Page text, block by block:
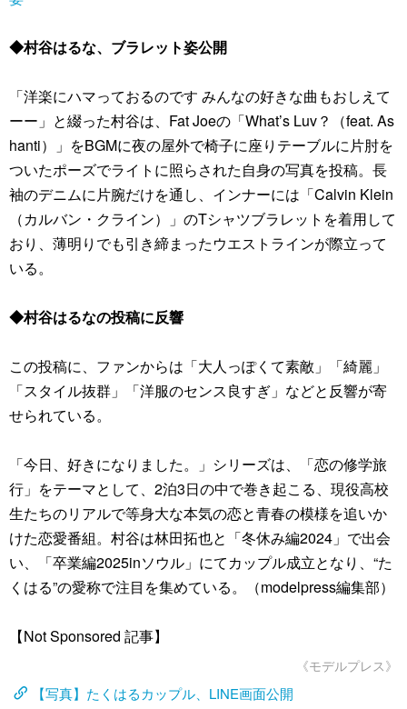
◆村谷はるな、ブラレット姿公開
「洋楽にハマっておるのです みんなの好きな曲もおしえて
ーー」と綴った村谷は、Fat Joeの「What’s Luv？（feat. As
hanti）」をBGMに夜の屋外で椅子に座りテーブルに片肘を
ついたポーズでライトに照らされた自身の写真を投稿。長
袖のデニムに片腕だけを通し、インナーには「Calvin Klein
（カルバン・クライン）」のTシャツブラレットを着用して
おり、薄明りでも引き締まったウエストラインが際立って
いる。
◆村谷はるなの投稿に反響
この投稿に、ファンからは「大人っぽくて素敵」「綺麗」
「スタイル抜群」「洋服のセンス良すぎ」などと反響が寄
せられている。
「今日、好きになりました。」シリーズは、「恋の修学旅
行」をテーマとして、2泊3日の中で巻き起こる、現役高校
生たちのリアルで等身大な本気の恋と青春の模様を追いか
けた恋愛番組。村谷は林田拓也と「冬休み編2024」で出会
い、「卒業編2025inソウル」にてカップル成立となり、“た
くはる”の愛称で注目を集めている。（modelpress編集部）
【Not Sponsored 記事】
《モデルプレス》
【写真】たくはるカップル、LINE画面公開